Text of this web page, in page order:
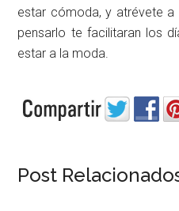
estar cómoda, y atrévete
pensarlo te facilitaran los
estar a la moda.
Post